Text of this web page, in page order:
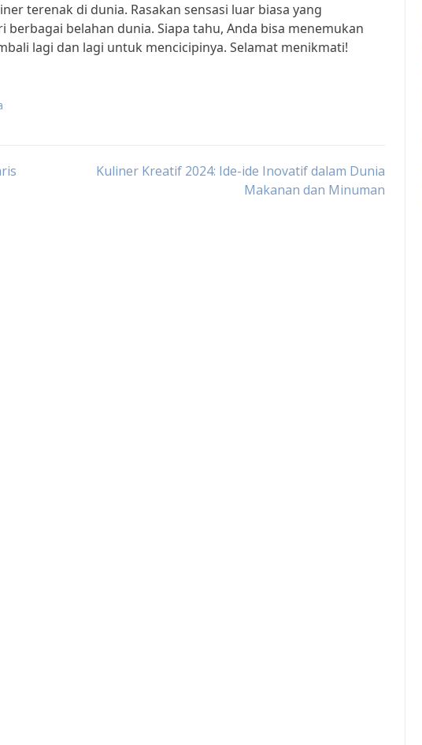
terenak di dunia. Rasakan sensasi luar biasa yang
belahan dunia. Siapa tahu, Anda bisa menemukan
lagi dan lagi untuk mencicipinya. Selamat menikmati!
Kuliner Kreatif 2024: Ide-ide Inovatif dalam Dunia
Makanan dan Minuman